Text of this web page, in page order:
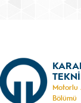
Motorlu
Bölümü